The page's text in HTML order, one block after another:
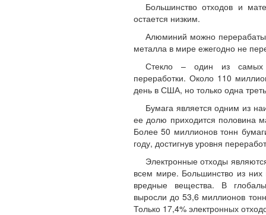
Большинство отходов и
остается низким.
Алюминий можно
металла в мире ежегодно не
Стекло – один из самых
переработки. Около 110
день в США, но только одна
Бумага является одним из
ее долю приходится половина
Более 50 миллионов тонн
году, достигнув уровня
Электронные отходы
всем мире. Большинство из
вредные вещества. В
выросли до 53,6 миллионов
Только 17,4% электронных